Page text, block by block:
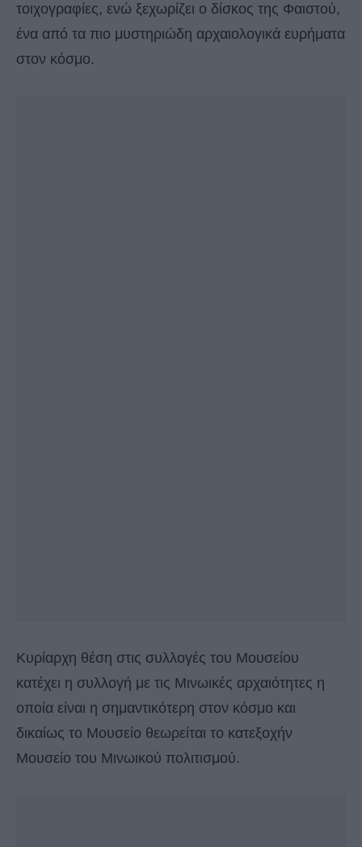
τοιχογραφίες, ενώ ξεχωρίζει ο δίσκος της Φαιστού,
ένα από τα πιο μυστηριώδη αρχαιολογικά ευρήματα
στον κόσμο.
Κυρίαρχη θέση στις συλλογές του Μουσείου
κατέχει η συλλογή με τις Μινωικές αρχαιότητες η
οποία είναι η σημαντικότερη στον κόσμο και
δικαίως το Μουσείο θεωρείται το κατεξοχήν
Μουσείο του Μινωικού πολιτισμού.